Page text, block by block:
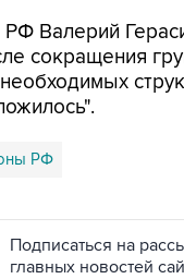
Валерий
сокращения
РФ
Подписаться на
главных новостей